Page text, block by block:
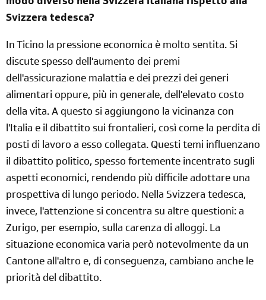
modo diverso nella Svizzera italiana rispetto alla
Svizzera tedesca?
In Ticino la pressione economica è molto sentita. Si
discute spesso dell'aumento dei premi
dell'assicurazione malattia e dei prezzi dei generi
alimentari oppure, più in generale, dell'elevato costo
della vita. A questo si aggiungono la vicinanza con
l'Italia e il dibattito sui frontalieri, così come la perdita di
posti di lavoro a esso collegata. Questi temi influenzano
il dibattito politico, spesso fortemente incentrato sugli
aspetti economici, rendendo più difficile adottare una
prospettiva di lungo periodo. Nella Svizzera tedesca,
invece, l'attenzione si concentra su altre questioni: a
Zurigo, per esempio, sulla carenza di alloggi. La
situazione economica varia però notevolmente da un
Cantone all'altro e, di conseguenza, cambiano anche le
priorità del dibattito.